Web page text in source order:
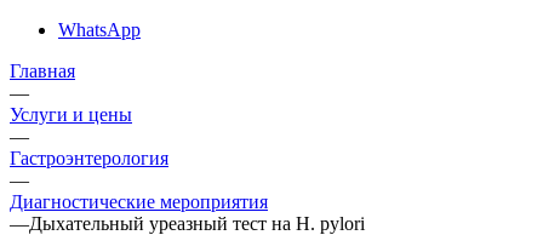
WhatsApp
Главная
—
Услуги и цены
—
Гастроэнтерология
—
Диагностические мероприятия
—Дыхательный уреазный тест на H. pylori